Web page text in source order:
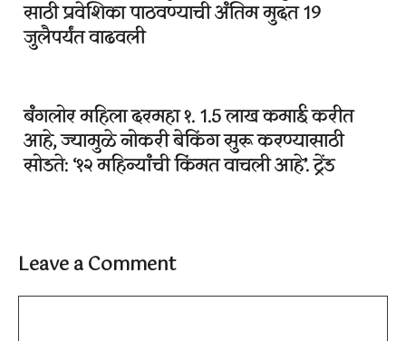
साठी प्रवेशिका पाठवण्याची अंतिम मुदत 19
जुलैपर्यंत वाढवली
बंगलोर महिला दरमहा १. 1.5 लाख कमाई करीत
आहे, ज्यामुळे नोकरी बेकिंग सुरू करण्यासाठी
सोडते: ‘१२ महिन्यांची किंमत वाचली आहे’. ट्रेंड
Leave a Comment
Comment